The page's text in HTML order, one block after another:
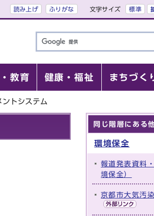
読み上げ ふりがな 文字サイズ 標準
教育 健康・福祉 まちづく
ントシステム
同じ階層にある
環境保全
報道発表資料
境保全）
京都市大気汚